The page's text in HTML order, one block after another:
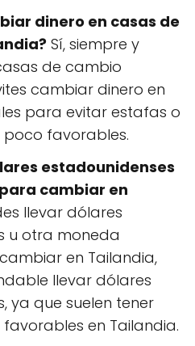
dinero en casas de
Sí, siempre y
de cambio
cambiar dinero en
para evitar estafas o
favorables.
estadounidenses
cambiar en
llevar dólares
u otra moneda
en Tailandia,
llevar dólares
ya que suelen tener
en Tailandia.